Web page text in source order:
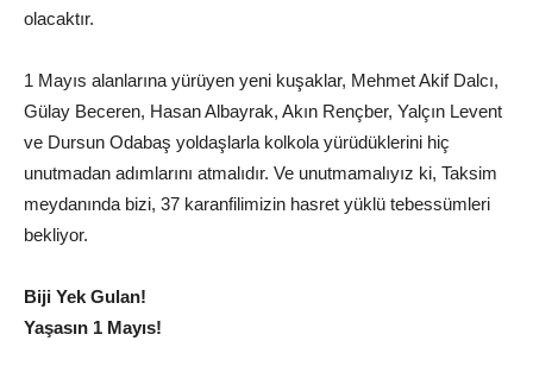
olacaktır.
1 Mayıs alanlarına yürüyen yeni kuşaklar, Mehmet Akif Dalcı,
Gülay Beceren, Hasan Albayrak, Akın Rençber, Yalçın Levent
ve Dursun Odabaş yoldaşlarla kolkola yürüdüklerini hiç
unutmadan adımlarını atmalıdır. Ve unutmamalıyız ki, Taksim
meydanında bizi, 37 karanfilimizin hasret yüklü tebessümleri
bekliyor.
Biji Yek Gulan!
Yaşasın 1 Mayıs!